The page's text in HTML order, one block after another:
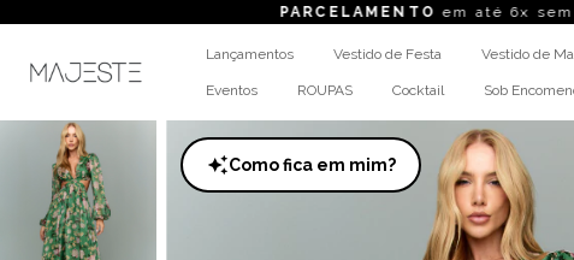
em até 6x sem juros
Lançamentos Vestido de Festa Vestido de
Eventos ROUPAS Cocktail Sob
Como fica em mim?